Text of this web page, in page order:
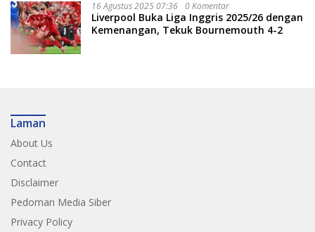
16 Agustus 2025 07:36 0 Komentar
Liverpool Buka Liga Inggris 2025/26 dengan
Kemenangan, Tekuk Bournemouth 4-2
Laman
About Us
Contact
Disclaimer
Pedoman Media Siber
Privacy Policy